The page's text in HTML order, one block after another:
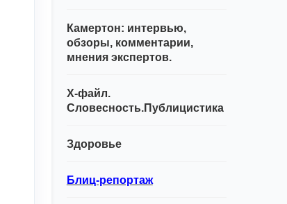
Камертон: интервью,
обзоры, комментарии,
мнения экспертов.
Х-файл.
Словесность.Публицистика
Здоровье
Блиц-репортаж